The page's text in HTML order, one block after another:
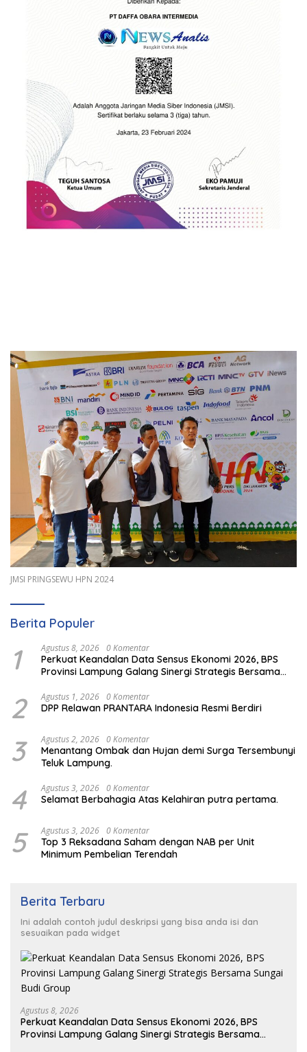
JMSI PRINGSEWU HPN 2024
Berita Populer
1 Agustus 8, 2026 0 Komentar
Perkuat Keandalan Data Sensus Ekonomi 2026, BPS
Provinsi Lampung Galang Sinergi Strategis Bersama
2 Agustus 1, 2026 0 Komentar
DPP Relawan PRANTARA Indonesia Resmi Berdiri
3 Agustus 2, 2026 0 Komentar
Menantang Ombak dan Hujan demi Surga Tersembunyi
Teluk Lampung.
4 Agustus 3, 2026 0 Komentar
Selamat Berbahagia Atas Kelahiran putra pertama.
5 Agustus 3, 2026 0 Komentar
Top 3 Reksadana Saham dengan NAB per Unit
Minimum Pembelian Terendah
Berita Terbaru
Ini adalah contoh judul deskripsi yang bisa anda isi dan
sesuaikan pada widget
Agustus 8, 2026
Perkuat Keandalan Data Sensus Ekonomi 2026, BPS
Provinsi Lampung Galang Sinergi Strategis Bersama